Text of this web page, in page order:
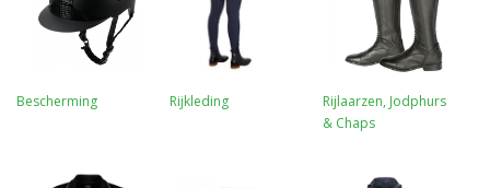
Bescherming Rijkleding
Rijlaarzen, Jodphurs
& Chaps